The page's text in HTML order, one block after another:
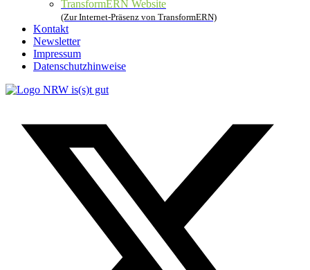
TransformERN Website
(Zur Internet-Präsenz von TransformERN)
Kontakt
Newsletter
Impressum
Datenschutzhinweise